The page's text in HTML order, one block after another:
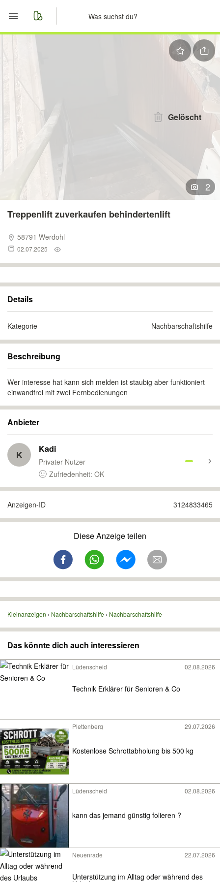
Start
Nachrichten
Anzeige aufgeben
Gelöscht
2
Treppenlift zuverkaufen behindertenlift
58791 Werdohl
02.07.2025
Details
Kategorie Nachbarschaftshilfe
Beschreibung
Wer interesse hat kann sich melden ist staubig aber funktioniert
einwandfrei mit zwei Fernbedienungen
Anbieter
K Kadi
Privater Nutzer
Zufriedenheit: OK
Anzeigen-ID 3124833465
Diese Anzeige teilen
Kleinanzeigen Nachbarschaftshilfe Nachbarschaftshilfe
Das könnte dich auch interessieren
Lüdenscheid 02.08.2026
Technik Erklärer für Senioren & Co
Plettenberg 29.07.2026
Kostenlose Schrottabholung bis 500 kg
Lüdenscheid 02.08.2026
kann das jemand günstig folieren ?
Neuenrade 22.07.2026
Unterstützung im Alltag oder während des